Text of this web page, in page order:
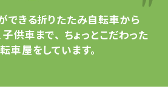
できる折りたたみ自転車から
供車まで、 ちょっとこだわった
車屋をしています。